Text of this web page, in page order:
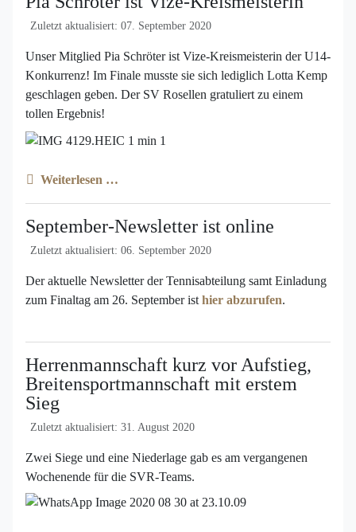
Zuletzt aktualisiert: 07. September 2020
Unser Mitglied Pia Schröter ist Vize-Kreismeisterin der U14-
Konkurrenz! Im Finale musste sie sich lediglich Lotta Kemp
geschlagen geben. Der SV Rosellen gratuliert zu einem
tollen Ergebnis!
Weiterlesen …
September-Newsletter ist online
Zuletzt aktualisiert: 06. September 2020
Der aktuelle Newsletter der Tennisabteilung samt Einladung
zum Finaltag am 26. September ist hier abzurufen.
Herrenmannschaft kurz vor Aufstieg,
Breitensportmannschaft mit erstem
Sieg
Zuletzt aktualisiert: 31. August 2020
Zwei Siege und eine Niederlage gab es am vergangenen
Wochenende für die SVR-Teams.